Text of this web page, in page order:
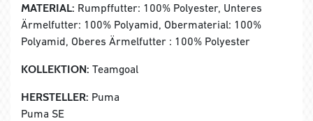
MATERIAL: Rumpffutter: 100% Polyester, Unteres
Ärmelfutter: 100% Polyamid, Obermaterial: 100%
Polyamid, Oberes Ärmelfutter : 100% Polyester
KOLLEKTION: Teamgoal
HERSTELLER: Puma
Puma SE